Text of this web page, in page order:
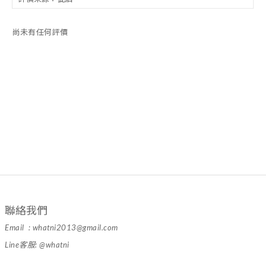
尚未有任何評價
聯絡我們
Email : whatni2013@gmail.com
Line客服: @whatni